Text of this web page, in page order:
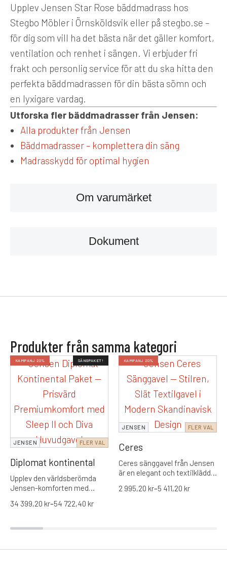
Om varumärket
Dokument
Upplev Jensen Star Rose bäddmadrass hos
Stegbo Möbler i Örnsköldsvik eller på stegbo.se –
för dig som vill ha det bästa när det gäller komfort,
ventilation och renhet i sängen. Vi erbjuder fri
frakt och personlig service för att du ska hitta den
perfekta bäddmadrassen för din bästa sömn och
en lyxigare vardag.
Utforska fler bäddmadrasser från Jensen:
Alla produkter från Jensen
Bäddmadrasser – komplettera din säng
Madrasskydd för optimal hygien
Produkter från samma kategori
KAMPANJ 20% SÄNGPAKET!
JENSEN FLER VAL
Diplomat kontinental
Upplev den världsberömda
Jensen-komforten med
exklusivt kampanjerbjudande
med tidlös skandinavisk
34 399,20 kr–54 722,40 kr
KAMPANJ 20%
JENSEN FLER VAL
Ceres
Ceres sänggavel från Jensen
är en elegant och textilklädd
modern skandinavisk design
en mer klassisk miljö där du
2 995,20 kr–5 411,20 kr